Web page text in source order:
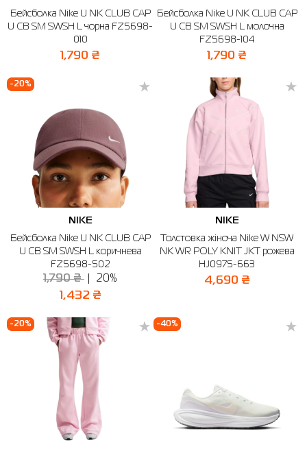
Бейсболка Nike U NK CLUB CAP
U CB SM SWSH L чорна FZ5698-
010
1,790 ₴
Бейсболка Nike U NK CLUB CAP
U CB SM SWSH L молочна
FZ5698-104
1,790 ₴
-20%
NIKE
Бейсболка Nike U NK CLUB CAP
U CB SM SWSH L коричнева
FZ5698-502
1,790 ₴ 20%
1,432 ₴
NIKE
Толстовка жіноча Nike W NSW
NK WR POLY KNIT JKT рожева
HJ0975-663
4,690 ₴
-20% -40%